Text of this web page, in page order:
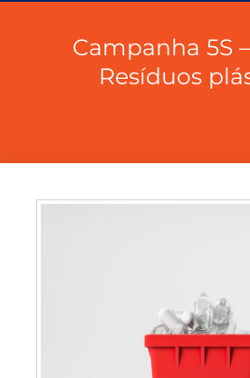
Campanha 5S
Resíduos